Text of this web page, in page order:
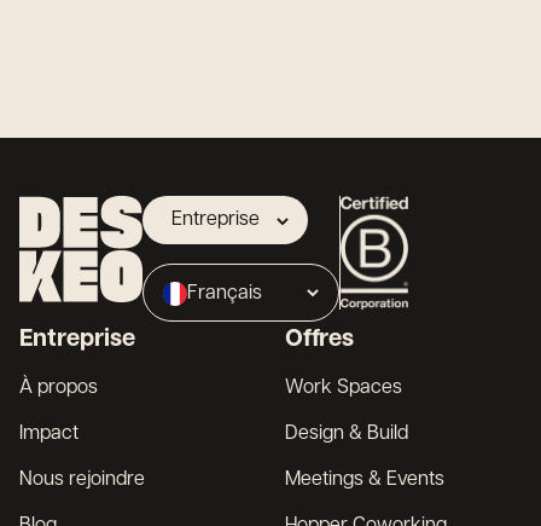
Entreprise
Propriétaire
Broker
Français
Entreprise
À propos
Impact
Nous rejoindre
Offres
Work Spaces
Design & Build
Meetings & Events